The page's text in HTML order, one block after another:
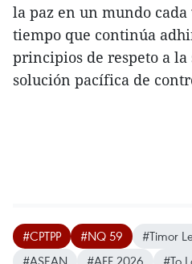
la paz en un mundo
tiempo que continúa
principios de respeto a la
solución pacífica de
#CPTPP #NQ 59 #Timor
#ASEAN
#AFF 2026 #To